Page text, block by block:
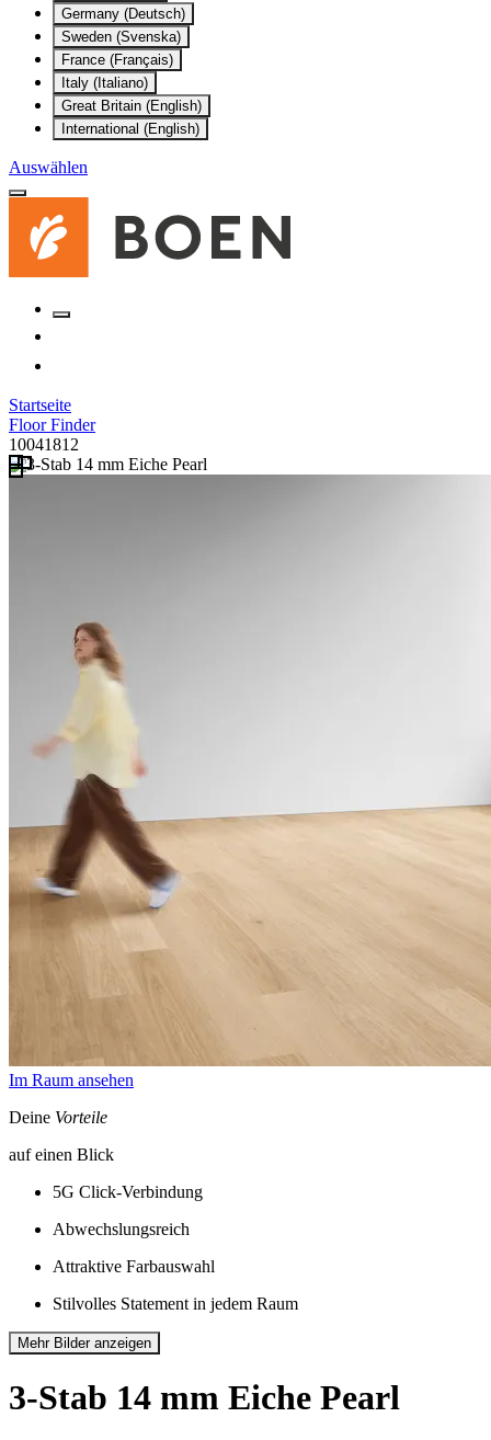
Germany (Deutsch)
Sweden (Svenska)
France (Français)
Italy (Italiano)
Great Britain (English)
International (English)
Auswählen
Startseite
Floor Finder
10041812
Im Raum ansehen
Deine Vorteile
auf einen Blick
5G Click-Verbindung
Abwechslungsreich
Attraktive Farbauswahl
Stilvolles Statement in jedem Raum
Mehr Bilder anzeigen
3-Stab 14 mm Eiche Pearl